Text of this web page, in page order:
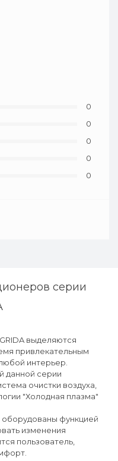
0
0
0
0
0
серии
выделяются
привлекательным
интерьер.
данной серии
очистки воздуха,
"Холодная плазма"
функцией
изменения
пользователь,